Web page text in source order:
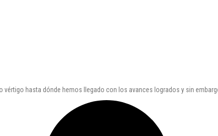
hasta dónde hemos llegado con los avances logrados y sin